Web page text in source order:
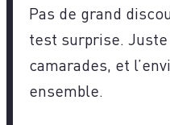
Pas de grand
test surprise.
camarades, et
ensemble.